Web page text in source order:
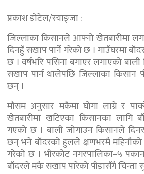
प्रकाश डोटेल/स्याङ्जा :
जिल्लाका किसानले आफ्नो खेतबारीमा
दिनहुँ सखाप पार्ने गरेको छ । गाउँघरमा
छ । वर्षभरि पसिना बगाएर लगाएको बाली
सखाप पार्न थालेपछि जिल्लाका किसान
छन् ।
मौसम अनुसार मकैमा घोगा लाग्ने र
खेतबारीमा खटिएका किसानका लागि
गएको छ । बाली जोगाउन किसानले
छन् भने बाँदरको हुलले क्षणभरमै महिनौंको
गरेको छ । भीरकोट नगरपालिका–५
बाँदरले मकै सखाप पारेको पीडासँगै चिन्ता